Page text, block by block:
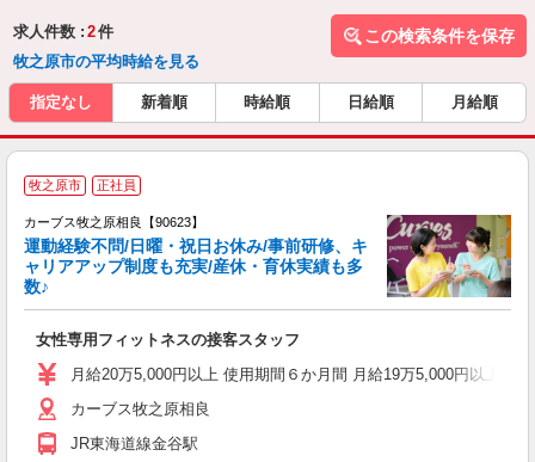
求人件数 : 2件
牧之原市の平均時給を見る
この検索条件を保存
指定なし 新着順 時給順 日給順 月給順
牧之原市 正社員
カーブス牧之原相良【90623】
運動経験不問/日曜・祝日お休み/事前研修、キ
ャリアアップ制度も充実/産休・育休実績も多
数♪
女性専用フィットネスの接客スタッフ
月給20万5,000円以上 使用期間６か月間 月給19万5,000円以上 時
カーブス牧之原相良
JR東海道線金谷駅